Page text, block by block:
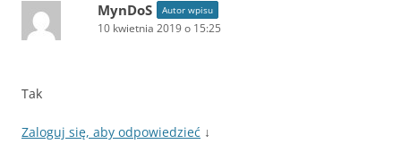
MynDoS Autor wpisu
10 kwietnia 2019 o 15:25
Tak
Zaloguj się, aby odpowiedzieć ↓